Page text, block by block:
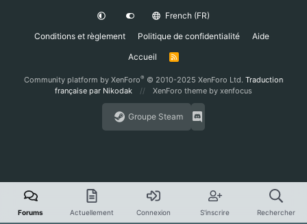
French (FR)
Conditions et règlement
Politique de confidentialité
Aide
Accueil
R
Community platform by XenForo® © 2010-2025 XenForo Ltd. Traduction
française par Nikodak
XenForo theme by xenfocus
Groupe Steam
Forums Actuellement Connexion S'inscrire Rechercher